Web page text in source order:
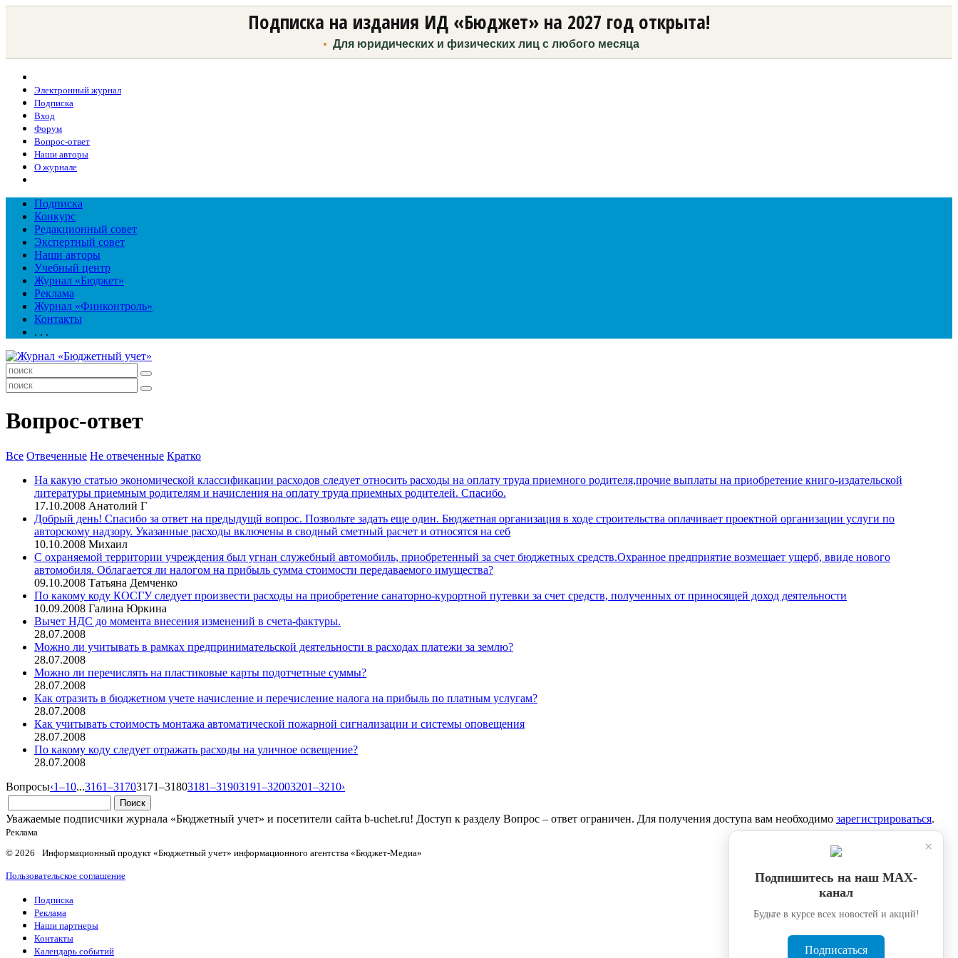
Подписка на издания ИД «Бюджет» на 2027 год открыта!
Для юридических и физических лиц с любого месяца
Электронный журнал
Подписка
Вход
Форум
Вопрос-ответ
Наши авторы
О журнале
Подписка
Конкурс
Редакционный совет
Экспертный совет
Наши авторы
Учебный центр
Журнал «Бюджет»
Реклама
Журнал «Финконтроль»
Контакты
. . .
Вопрос-ответ
Все Отвеченные Не отвеченные Кратко
На какую статью экономической классификации расходов следует относить расходы на оплату труда приемного родителя,прочие выплаты на приобретение книго-издательской
литературы приемным родителям и начисления на оплату труда приемных родителей. Спасибо.
17.10.2008 Анатолий Г
Добрый день! Спасибо за ответ на предыдущй вопрос. Позвольте задать еще один. Бюджетная организация в ходе строительства оплачивает проектной организации услуги по
авторскому надзору. Указанные расходы включены в сводный сметный расчет и относятся на себ
10.10.2008 Михаил
С охраняемой территории учреждения был угнан служебный автомобиль, приобретенный за счет бюджетных средств.Охранное предприятие возмещает ущерб, ввиде нового
автомобиля. Облагается ли налогом на прибыль сумма стоимости передаваемого имущества?
09.10.2008 Татьяна Демченко
По какому коду КОСГУ следует произвести расходы на приобретение санаторно-курортной путевки за счет средств, полученных от приносящей доход деятельности
10.09.2008 Галина Юркина
Вычет НДС до момента внесения изменений в счета-фактуры.
28.07.2008
Можно ли учитывать в рамках предпринимательской деятельности в расходах платежи за землю?
28.07.2008
Можно ли перечислять на пластиковые карты подотчетные суммы?
28.07.2008
Как отразить в бюджетном учете начисление и перечисление налога на прибыль по платным услугам?
28.07.2008
Как учитывать стоимость монтажа автоматической пожарной сигнализации и системы оповещения
28.07.2008
По какому коду следует отражать расходы на уличное освещение?
28.07.2008
Вопросы‹1–10...3161–31703171–31803181–31903191–32003201–3210›
Уважаемые подписчики журнала «Бюджетный учет» и посетители сайта b-uchet.ru! Доступ к разделу Вопрос – ответ ограничен. Для получения доступа вам необходимо зарегистрироваться.
Реклама
© 2026 Информационный продукт «Бюджетный учет» информационного агентства «Бюджет-Медиа»
Пользовательское соглашение
Подписка
Реклама
Наши партнеры
Контакты
Календарь событий
×
Подпишитесь на наш МАХ-
канал
Будьте в курсе всех новостей и акций!
Подписаться